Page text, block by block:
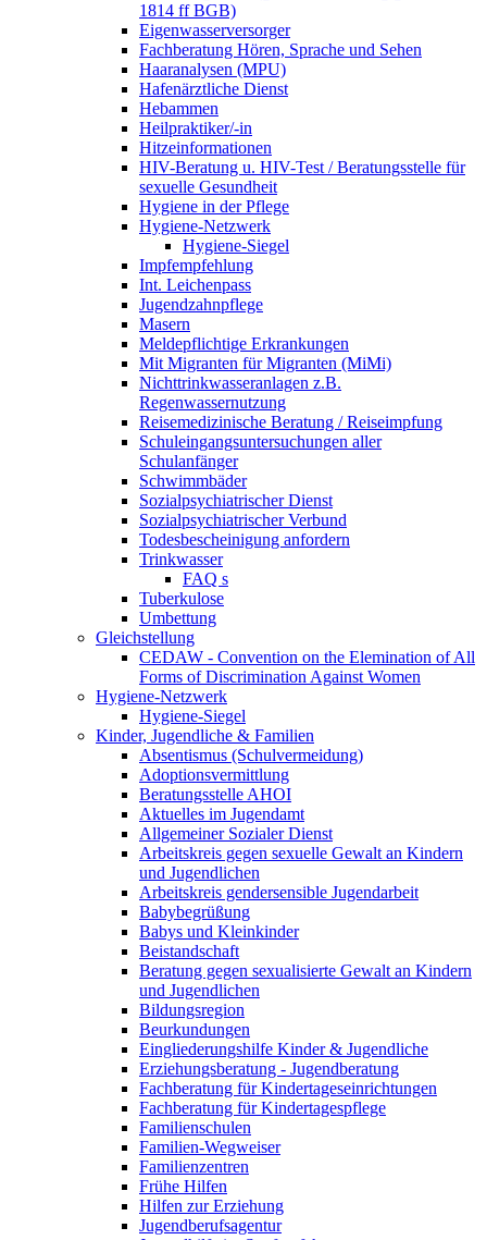
1814 ff BGB)
Eigenwasserversorger
Fachberatung Hören, Sprache und Sehen
Haaranalysen (MPU)
Hafenärztliche Dienst
Hebammen
Heilpraktiker/-in
Hitzeinformationen
HIV-Beratung u. HIV-Test / Beratungsstelle für
sexuelle Gesundheit
Hygiene in der Pflege
Hygiene-Netzwerk
Hygiene-Siegel
Impfempfehlung
Int. Leichenpass
Jugendzahnpflege
Masern
Meldepflichtige Erkrankungen
Mit Migranten für Migranten (MiMi)
Nichttrinkwasseranlagen z.B.
Regenwassernutzung
Reisemedizinische Beratung / Reiseimpfung
Schuleingangsuntersuchungen aller
Schulanfänger
Schwimmbäder
Sozialpsychiatrischer Dienst
Sozialpsychiatrischer Verbund
Todesbescheinigung anfordern
Trinkwasser
FAQ s
Tuberkulose
Umbettung
Gleichstellung
CEDAW - Convention on the Elemination of All
Forms of Discrimination Against Women
Hygiene-Netzwerk
Hygiene-Siegel
Kinder, Jugendliche & Familien
Absentismus (Schulvermeidung)
Adoptionsvermittlung
Beratungsstelle AHOI
Aktuelles im Jugendamt
Allgemeiner Sozialer Dienst
Arbeitskreis gegen sexuelle Gewalt an Kindern
und Jugendlichen
Arbeitskreis gendersensible Jugendarbeit
Babybegrüßung
Babys und Kleinkinder
Beistandschaft
Beratung gegen sexualisierte Gewalt an Kindern
und Jugendlichen
Bildungsregion
Beurkundungen
Eingliederungshilfe Kinder & Jugendliche
Erziehungsberatung - Jugendberatung
Fachberatung für Kindertageseinrichtungen
Fachberatung für Kindertagespflege
Familienschulen
Familien-Wegweiser
Familienzentren
Frühe Hilfen
Hilfen zur Erziehung
Jugendberufsagentur